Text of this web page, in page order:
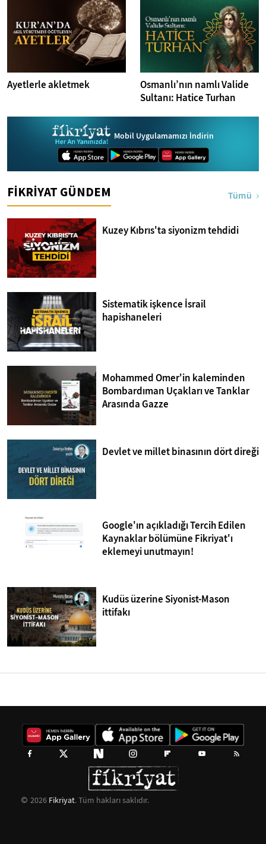
Ayetlerle akletmek
Osmanlı’nın namlı Valide
Sultanı: Hatice Turhan
Mobil Uygulamamızı İndirin
FİKRİYAT GÜNDEM Tümü
Kuzey Kıbrıs'ta siyonizm tehdidi
Sistematik işkence İsrail
hapishaneleri
Mohammed Omer'in kaleminden
Bombardıman Uçakları ve Tanklar
Arasında Gazze
Devlet ve millet binasının dört direği
Google'ın açıkladığı Tercih Edilen
Kaynaklar bölümüne Fikriyat'ı
eklemeyi unutmayın!
Kudüs üzerine Siyonist-Mason
ittifakı
2026 Fikriyat. Tüm hakları saklıdır.